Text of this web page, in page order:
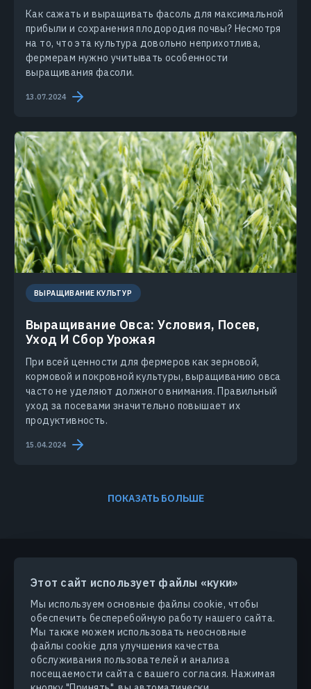
Этот сайт использует файлы «куки»
Мы используем основные файлы cookie, чтобы
обеспечить бесперебойную работу нашего сайта.
Мы также можем использовать неосновные
файлы cookie для улучшения качества
обслуживания пользователей и анализа
посещаемости сайта с вашего согласия. Нажимая
Как сажать и выращивать фасоль для максимальной
прибыли и сохранения плодородия почвы? Несмотря
на то, что эта культура довольно неприхотлива,
фермерам нужно учитывать особенности
выращивания фасоли.
13.07.2024
ВЫРАЩИВАНИЕ КУЛЬТУР
Выращивание Овса: Условия, Посев,
Уход И Сбор Урожая
При всей ценности для фермеров как зерновой,
кормовой и покровной культуры, выращиванию овса
часто не уделяют должного внимания. Правильный
уход за посевами значительно повышает их
продуктивность.
15.04.2024
ПОКАЗАТЬ БОЛЬШЕ
ПРОДУКТЫ И РЕШЕНИЯ
ОТРАСЛИ
КОМПАНИЯ